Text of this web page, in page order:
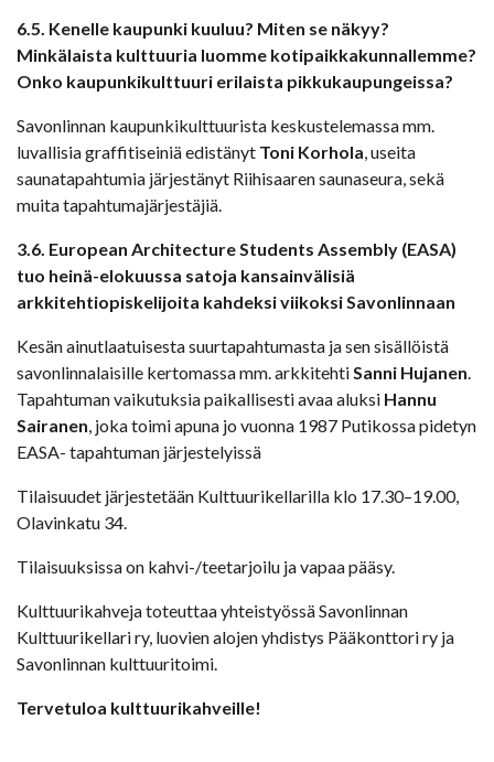
6.5. Kenelle kaupunki kuuluu? Miten se näkyy?
Minkälaista kulttuuria luomme kotipaikkakunnallemme?
Onko kaupunkikulttuuri erilaista pikkukaupungeissa?
Savonlinnan kaupunkikulttuurista keskustelemassa mm.
luvallisia graffitiseiniä edistänyt Toni Korhola, useita
saunatapahtumia järjestänyt Riihisaaren saunaseura, sekä
muita tapahtumajärjestäjiä.
3.6. European Architecture Students Assembly (EASA)
tuo heinä-elokuussa satoja kansainvälisiä
arkkitehtiopiskelijoita kahdeksi viikoksi Savonlinnaan
Kesän ainutlaatuisesta suurtapahtumasta ja sen sisällöistä
savonlinnalaisille kertomassa mm. arkkitehtiSanni Hujanen.
Tapahtuman vaikutuksia paikallisesti avaa aluksi Hannu
Sairanen, joka toimi apuna jo vuonna 1987 Putikossa pidetyn
EASA- tapahtuman järjestelyissä
Tilaisuudet järjestetään Kulttuurikellarilla klo 17.30–19.00,
Olavinkatu 34.
Tilaisuuksissa on kahvi-/teetarjoilu ja vapaa pääsy.
Kulttuurikahveja toteuttaa yhteistyössä Savonlinnan
Kulttuurikellari ry, luovien alojen yhdistys Pääkonttori ry ja
Savonlinnan kulttuuritoimi.
Tervetuloa kulttuurikahveille!